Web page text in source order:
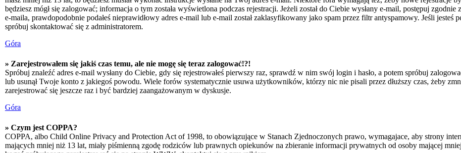
będziesz mógł się zalogować; informacja o tym została wyświetlona podczas rejestracji. Jeżeli został do Ciebie wysłany e-mail, postępuj
e-maila, prawdopodobnie podałeś nieprawidłowy adres e-mail lub e-mail został zaklasyfikowany jako spam przez filtr antyspamowy. Jeśli jesteś
spróbuj skontaktować się z administratorem.
Góra
» Zarejestrowałem się jakiś czas temu, ale nie mogę się teraz zalogować!?!
Spróbuj znaleźć adres e-mail wysłany do Ciebie, gdy się rejestrowałeś pierwszy raz, sprawdź w nim swój login i hasło, a potem spróbuj
lub usunął Twoje konto z jakiegoś powodu. Wiele forów systematycznie usuwa użytkowników, którzy nic nie pisali przez dłuższy czas, żeby
zarejestrować się jeszcze raz i być bardziej zaangażowanym w dyskusje.
Góra
» Czym jest COPPA?
COPPA, albo Child Online Privacy and Protection Act of 1998, to obowiązujące w Stanach Zjednoczonych prawo, wymagajace, aby strony
mających mniej niż 13 lat, miały piśmienną zgodę rodziców lub prawnych opiekunów na zbieranie informacji prywatnych od osoby mającej